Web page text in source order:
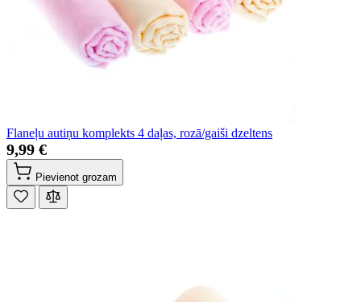
Flaneļu autiņu komplekts 4 daļas, rozā/gaiši dzeltens
9,99 €
Pievienot grozam